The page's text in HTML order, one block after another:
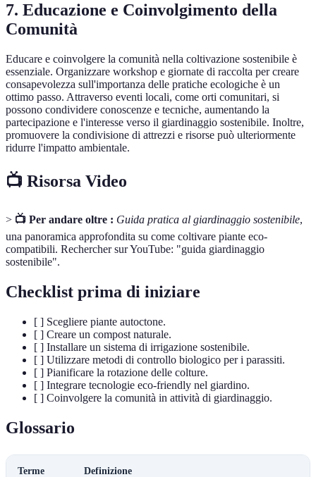
7. Educazione e Coinvolgimento della
Comunità
Educare e coinvolgere la comunità nella coltivazione sostenibile è
essenziale. Organizzare workshop e giornate di raccolta per creare
consapevolezza sull'importanza delle pratiche ecologiche è un
ottimo passo. Attraverso eventi locali, come orti comunitari, si
possono condividere conoscenze e tecniche, aumentando la
partecipazione e l'interesse verso il giardinaggio sostenibile. Inoltre,
promuovere la condivisione di attrezzi e risorse può ulteriormente
ridurre l'impatto ambientale.
📺 Risorsa Video
> 📺 Per andare oltre : Guida pratica al giardinaggio sostenibile,
una panoramica approfondita su come coltivare piante eco-
compatibili. Rechercher sur YouTube: "guida giardinaggio
sostenibile".
Checklist prima di iniziare
[ ] Scegliere piante autoctone.
[ ] Creare un compost naturale.
[ ] Installare un sistema di irrigazione sostenibile.
[ ] Utilizzare metodi di controllo biologico per i parassiti.
[ ] Pianificare la rotazione delle colture.
[ ] Integrare tecnologie eco-friendly nel giardino.
[ ] Coinvolgere la comunità in attività di giardinaggio.
Glossario
Terme Definizione